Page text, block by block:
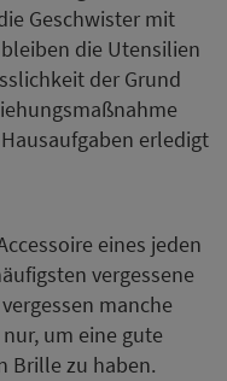
Geschwister mit
die Utensilien
der Grund
erledigt
eines jeden
vergessene
manche
um eine gute
Brille zu haben.